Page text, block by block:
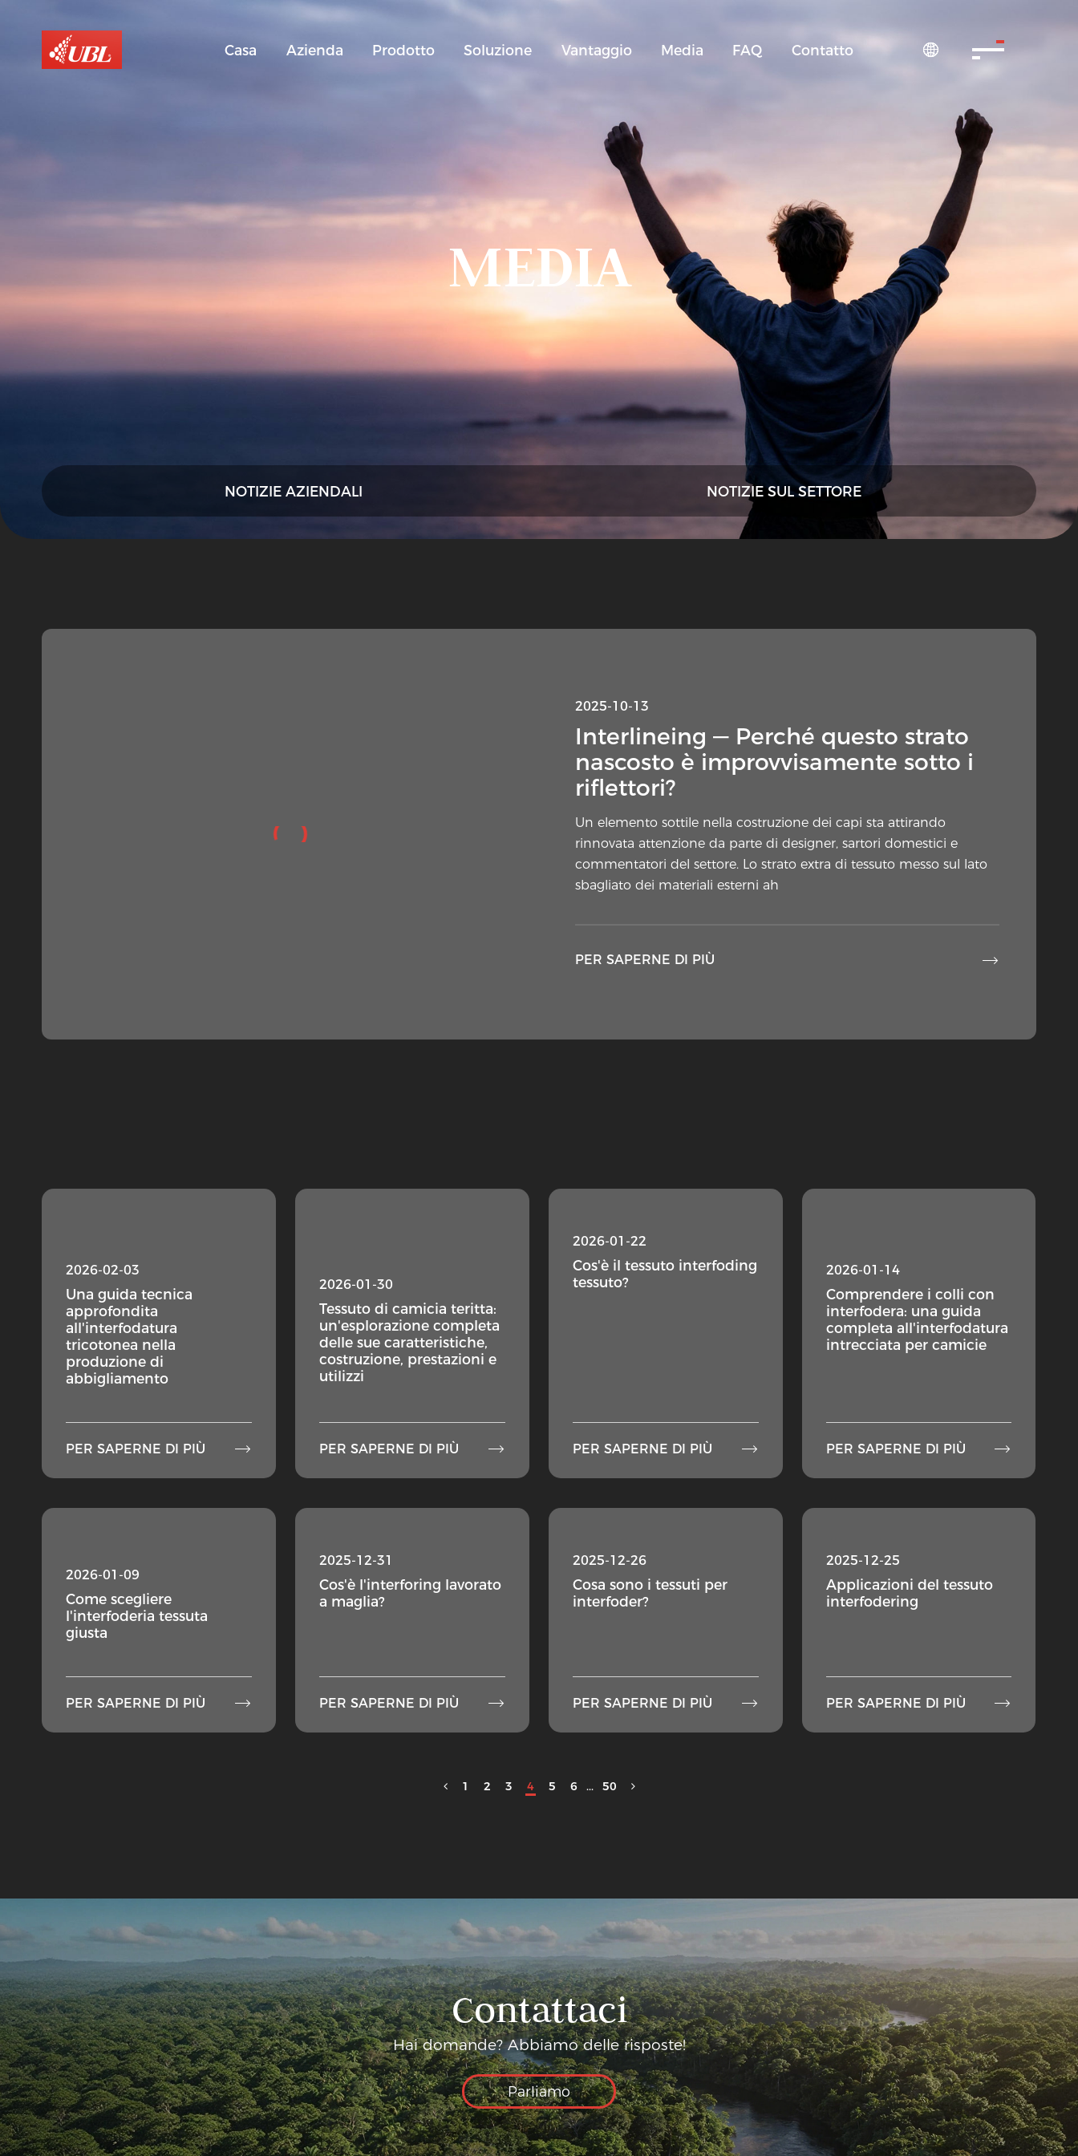
Casa Azienda Prodotto Soluzione Vantaggio Media FAQ Contatto 
MEDIA
NOTIZIE AZIENDALI NOTIZIE SUL SETTORE
2025-10-13
Interlineing — Perché questo strato
nascosto è improvvisamente sotto i
riflettori?
Un elemento sottile nella costruzione dei capi sta attirando
rinnovata attenzione da parte di designer, sartori domestici e
commentatori del settore. Lo strato extra di tessuto messo sul lato
sbagliato dei materiali esterni ah
PER SAPERNE DI PIÙ 
2026-02-03
Una guida tecnica
approfondita
all'interfodatura
tricotonea nella
produzione di
abbigliamento
PER SAPERNE DI PIÙ 
2026-01-30
Tessuto di camicia teritta:
un'esplorazione completa
delle sue caratteristiche,
costruzione, prestazioni e
utilizzi
PER SAPERNE DI PIÙ 
2026-01-22
Cos'è il tessuto interfoding
tessuto?
PER SAPERNE DI PIÙ 
2026-01-14
Comprendere i colli con
interfodera: una guida
completa all'interfodatura
intrecciata per camicie
PER SAPERNE DI PIÙ 
2026-01-09
Come scegliere
l'interfoderia tessuta
giusta
PER SAPERNE DI PIÙ 
2025-12-31
Cos'è l'interforing lavorato
a maglia?
PER SAPERNE DI PIÙ 
2025-12-26
Cosa sono i tessuti per
interfoder?
PER SAPERNE DI PIÙ 
2025-12-25
Applicazioni del tessuto
interfodering
PER SAPERNE DI PIÙ 
1 2 3 4 5 6 ... 50
Contattaci
Hai domande? Abbiamo delle risposte!
Parliamo